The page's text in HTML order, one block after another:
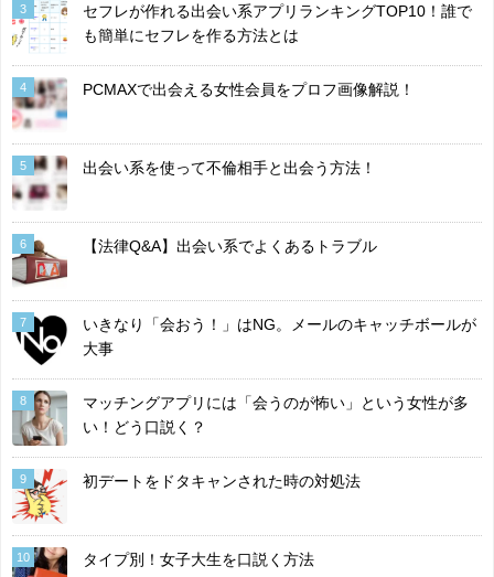
3
セフレが作れる出会い系アプリランキングTOP10！誰で
も簡単にセフレを作る方法とは
4 PCMAXで出会える女性会員をプロフ画像解説！
5 出会い系を使って不倫相手と出会う方法！
6 【法律Q&A】出会い系でよくあるトラブル
7
いきなり「会おう！」はNG。メールのキャッチボールが
大事
8
マッチングアプリには「会うのが怖い」という女性が多
い！どう口説く？
9 初デートをドタキャンされた時の対処法
10 タイプ別！女子大生を口説く方法